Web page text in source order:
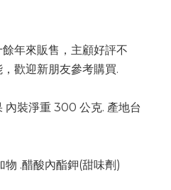
年來販售，主顧好評不
歡迎新朋友參考購買.
內裝淨重 300 公克. 產地台
.醋酸內酯鉀(甜味劑)